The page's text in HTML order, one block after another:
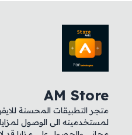
AM Store
متجر التطبيقات المحسنة
لمستخدمينه الى الوصول